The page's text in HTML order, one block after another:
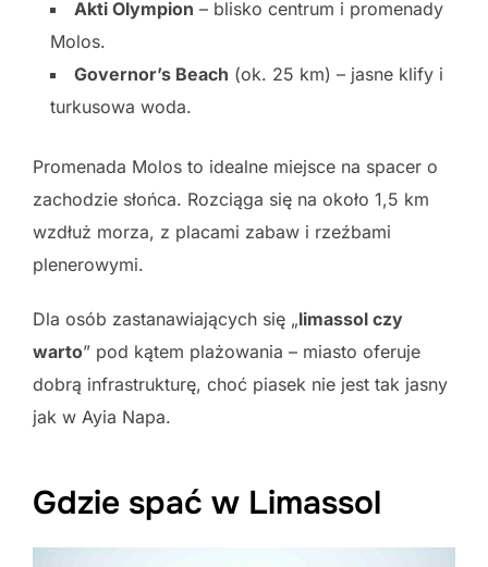
Akti Olympion – blisko centrum i promenady
Molos.
Governor’s Beach (ok. 25 km) – jasne klify i
turkusowa woda.
Promenada Molos to idealne miejsce na spacer o
zachodzie słońca. Rozciąga się na około 1,5 km
wzdłuż morza, z placami zabaw i rzeźbami
plenerowymi.
Dla osób zastanawiających się „limassol czy
warto” pod kątem plażowania – miasto oferuje
dobrą infrastrukturę, choć piasek nie jest tak jasny
jak w Ayia Napa.
Gdzie spać w Limassol